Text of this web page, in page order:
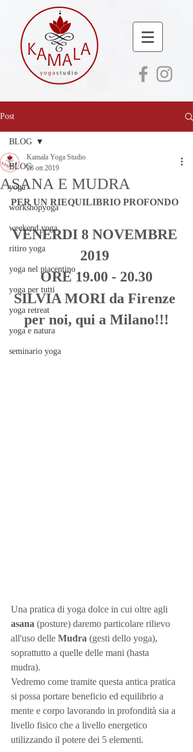
Post
BLOG
yoga
workshopyoga
weekend yoga
ritiro yoga
yoga nel piacentino
yoga per tutti
yoga retreat
yoga e natura
seminario yoga
BLOG
ASANA E MUDRA
Kamala Yoga Studio
28 ott 2019
PER UN RIEQUILIBRIO PROFONDO
VENERDI 8 NOVEMBRE
2019
ORE 19.00 - 20.30
SILVIA MORI da Firenze
per noi, qui a Milano!!!
Una pratica di yoga dolce in cui oltre agli
asana (posture) daremo particolare rilievo
all'uso delle Mudra (gesti dello yoga),
soprattutto a quelle delle mani (hasta
mudra).
Vedremo come tramite questa antica pratica
si possa portare beneficio ed equilibrio a
mente e corpo lavorando in profondità sia a
livello fisico che a livello energetico
utilizzando il potere dei 5 elementi.